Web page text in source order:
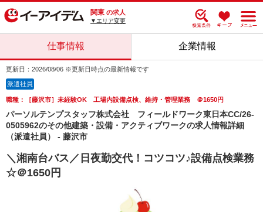
関東 の求人
▼エリア変更
仕事情報 企業情報
更新日：2026/08/06 ※更新日時点の最新情報です
派遣社員
職種：［藤沢市］未経験OK 工場内設備点検、維持・管理業務 ＠1650円
パーソルテンプスタッフ株式会社 フィールドワーク東日本CC/26-
0505962のその他建築・設備・アクティブワークの求人情報詳細
（派遣社員） - 藤沢市
＼湘南台バス／日夜勤交代！コツコツ♪設備点検業務
☆＠1650円